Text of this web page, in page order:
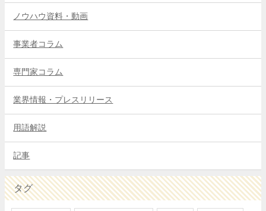
ノウハウ資料・動画
事業者コラム
専門家コラム
業界情報・プレスリリース
用語解説
記事
タグ